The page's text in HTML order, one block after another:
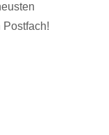
Postfach!